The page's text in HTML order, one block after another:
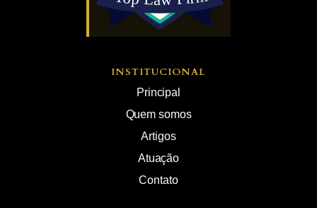
INSTITUCIONAL
Principal
Quem somos
Artigos
Atuação
Contato